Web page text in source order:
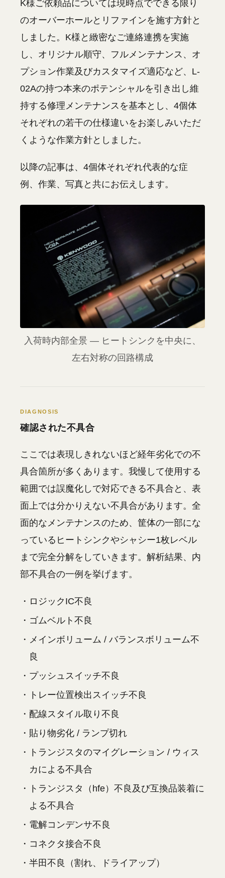
K様ご依頼品については現時点でできる限り
のオーバーホールとリファインを施す方針と
しました。K様と緻密なご連絡連携を実施
し、オリジナル順守、フルメンテナンス、オ
プション作業及びカスタマイズ適応など、L-
02Aの持つ本来のポテンシャルを引き出し維
持する修理メンテナンスを基本とし、4個体
それぞれの若干の仕様違いをお楽しみいただ
くような作業方針としました。
以降の記事は、4個体それぞれ代表的な症
例、作業、写真と共にお伝えします。
入荷時内部全景 — ヒートシンクを中央に、
左右対称の回路構成
DIAGNOSIS
確認された不具合
ここでは表現しきれないほど経年劣化での不
具合箇所が多くあります。我慢して使用する
範囲では誤魔化しで対応できる不具合と、表
面上では分かりえない不具合があります。全
面的なメンテナンスのため、筐体の一部にな
っているヒートシンクやシャシー1枚レベル
まで完全分解をしていきます。解析結果、内
部不具合の一例を挙げます。
・ロジックIC不良
・ゴムベルト不良
・メインボリューム / バランスボリューム不
良
・プッシュスイッチ不良
・トレー位置検出スイッチ不良
・配線スタイル取り不良
・貼り物劣化 / ランプ切れ
・トランジスタのマイグレーション / ウィス
カによる不具合
・トランジスタ（hfe）不良及び互換品装着に
よる不具合
・電解コンデンサ不良
・コネクタ接合不良
・半田不良（割れ、ドライアップ）